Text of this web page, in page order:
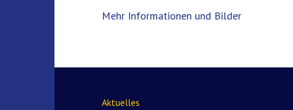
Mehr Informationen und Bilder
Aktuelles